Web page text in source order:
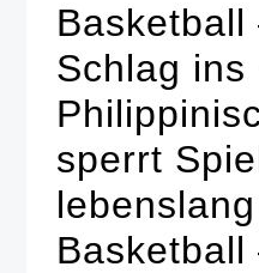
Basketball
Schlag ins
sperrt
Basketball